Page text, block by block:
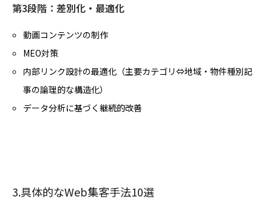
第3段階：差別化・最適化
動画コンテンツの制作
MEO対策
内部リンク設計の最適化（主要カテゴリ⇔地域・物件種別記
事の論理的な構造化）
データ分析に基づく継続的改善
3.具体的なWeb集客手法10選